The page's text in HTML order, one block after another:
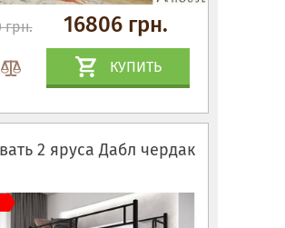
грн. 16806 грн.
КУПИТЬ
2 яруса Дабл чердак